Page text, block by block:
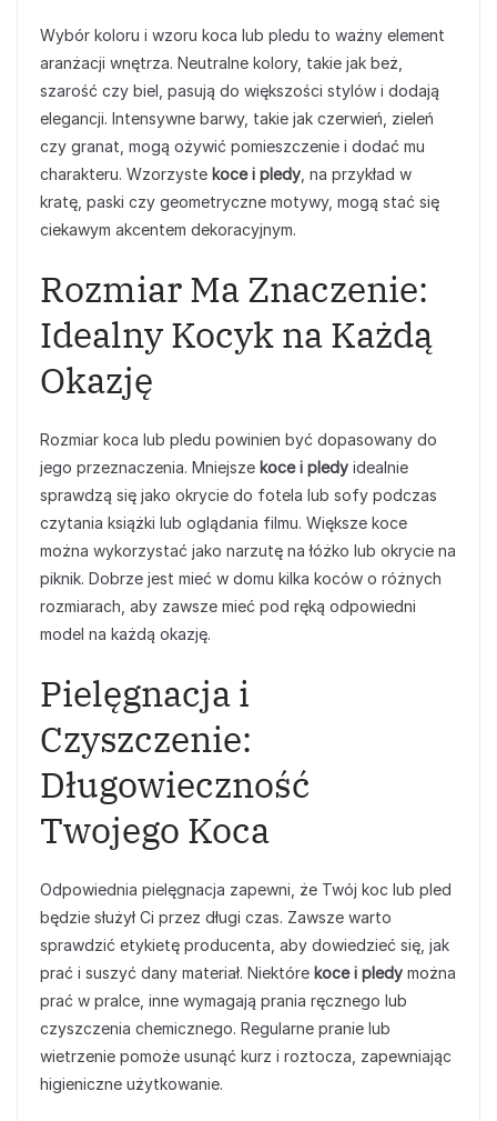
Wybór koloru i wzoru koca lub pledu to ważny element
aranżacji wnętrza. Neutralne kolory, takie jak beż,
szarość czy biel, pasują do większości stylów i dodają
elegancji. Intensywne barwy, takie jak czerwień, zieleń
czy granat, mogą ożywić pomieszczenie i dodać mu
charakteru. Wzorzyste koce i pledy , na przykład w
kratę, paski czy geometryczne motywy, mogą stać się
ciekawym akcentem dekoracyjnym.
Rozmiar Ma Znaczenie:
Idealny Kocyk na Każdą
Okazję
Rozmiar koca lub pledu powinien być dopasowany do
jego przeznaczenia. Mniejsze koce i pledy idealnie
sprawdzą się jako okrycie do fotela lub sofy podczas
czytania książki lub oglądania filmu. Większe koce
można wykorzystać jako narzutę na łóżko lub okrycie na
piknik. Dobrze jest mieć w domu kilka koców o różnych
rozmiarach, aby zawsze mieć pod ręką odpowiedni
model na każdą okazję.
Pielęgnacja i
Czyszczenie:
Długowieczność
Twojego Koca
Odpowiednia pielęgnacja zapewni, że Twój koc lub pled
będzie służył Ci przez długi czas. Zawsze warto
sprawdzić etykietę producenta, aby dowiedzieć się, jak
prać i suszyć dany materiał. Niektóre koce i pledy można
prać w pralce, inne wymagają prania ręcznego lub
czyszczenia chemicznego. Regularne pranie lub
wietrzenie pomoże usunąć kurz i roztocza, zapewniając
higieniczne użytkowanie.